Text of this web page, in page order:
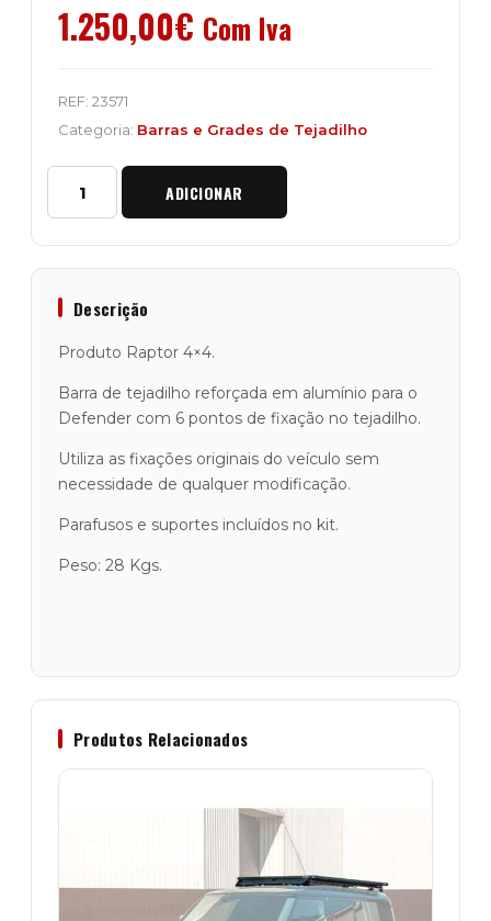
1.250,00€ Com Iva
REF: 23571
Categoria: Barras e Grades de Tejadilho
Quantidade
Barra
Alumínio
"Raptor
4x4"
Novo
Defender
ADICIONAR
Descrição
Produto Raptor 4×4.
Barra de tejadilho reforçada em alumínio para o
Defender com 6 pontos de fixação no tejadilho.
Utiliza as fixações originais do veículo sem
necessidade de qualquer modificação.
Parafusos e suportes incluídos no kit.
Peso: 28 Kgs.
Produtos Relacionados